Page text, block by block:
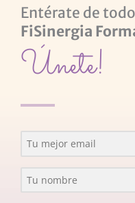
Entérate de
FiSinergia
Únete!